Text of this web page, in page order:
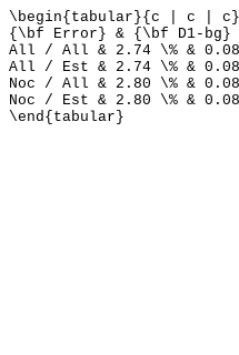
\begin{tabular}{c | c | c}
{\bf Error} & {\bf D1-
All / All & 2.74 \% &
All / Est & 2.74 \% &
Noc / All & 2.80 \% &
Noc / Est & 2.80 \% &
\end{tabular}